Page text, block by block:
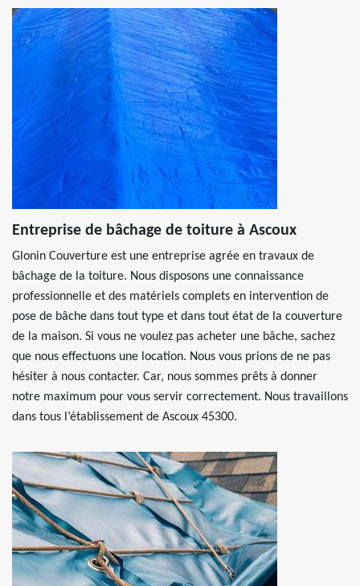
Entreprise de bâchage de toiture à Ascoux
Glonin Couverture est une entreprise agrée en travaux de
bâchage de la toiture. Nous disposons une connaissance
professionnelle et des matériels complets en intervention de
pose de bâche dans tout type et dans tout état de la couverture
de la maison. Si vous ne voulez pas acheter une bâche, sachez
que nous effectuons une location. Nous vous prions de ne pas
hésiter à nous contacter. Car, nous sommes prêts à donner
notre maximum pour vous servir correctement. Nous travaillons
dans tous l’établissement de Ascoux 45300.